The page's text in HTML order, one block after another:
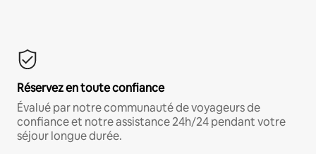
Réservez en toute confiance
Évalué par notre communauté de voyageurs de
confiance et notre assistance 24h/24 pendant votre
séjour longue durée.